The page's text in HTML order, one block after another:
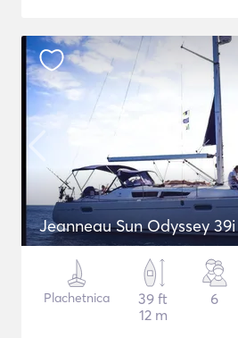
Jeanneau Sun Odyssey 39i
Plachetnica
39 ft
12 m
6